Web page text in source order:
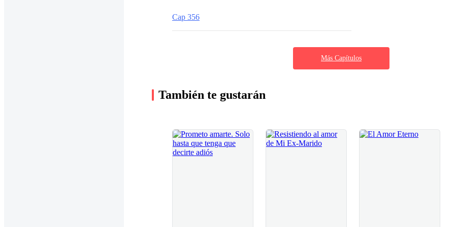
Cap 356
Más Capítulos
También te gustarán